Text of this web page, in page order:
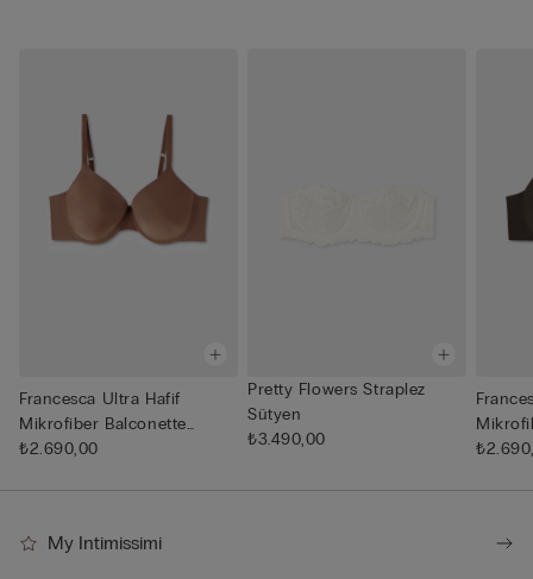
Francesca Ultra Hafif
Mikrofiber Balconette
Sütyen
₺2.690,00
Pretty Flowers Straplez
Sütyen
₺3.490,00
Sütyen
My Intimissimi